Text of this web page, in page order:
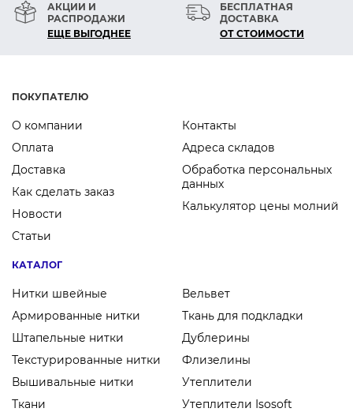
АКЦИИ И
РАСПРОДАЖИ
ЕЩЕ ВЫГОДНЕЕ
БЕСПЛАТНАЯ
ДОСТАВКА
ОТ СТОИМОСТИ
ПОКУПАТЕЛЮ
О компании
Оплата
Доставка
Как сделать заказ
Новости
Статьи
Контакты
Адреса складов
Обработка персональных
данных
Калькулятор цены молний
КАТАЛОГ
Нитки швейные
Армированные нитки
Штапельные нитки
Текстурированные нитки
Вышивальные нитки
Ткани
Вельвет
Ткань для подкладки
Дублерины
Флизелины
Утеплители
Утеплители Isosoft